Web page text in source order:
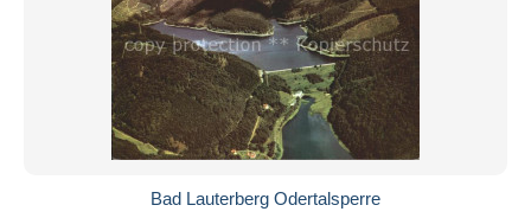
Bad Lauterberg Odertalsperre